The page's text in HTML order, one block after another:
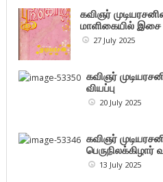
கவிஞர்
மாளிகையில் இசை
27 July 2025
கவிஞர்
வியப்பு
20 July 2025
கவிஞர்
13 July 2025